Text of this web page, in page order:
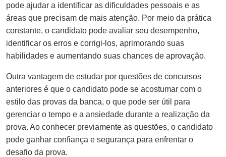
pode ajudar a identificar as dificuldades pessoais e as
áreas que precisam de mais atenção. Por meio da prática
constante, o candidato pode avaliar seu desempenho,
identificar os erros e corrigi-los, aprimorando suas
habilidades e aumentando suas chances de aprovação.
Outra vantagem de estudar por questões de concursos
anteriores é que o candidato pode se acostumar com o
estilo das provas da banca, o que pode ser útil para
gerenciar o tempo e a ansiedade durante a realização da
prova. Ao conhecer previamente as questões, o candidato
pode ganhar confiança e segurança para enfrentar o
desafio da prova.